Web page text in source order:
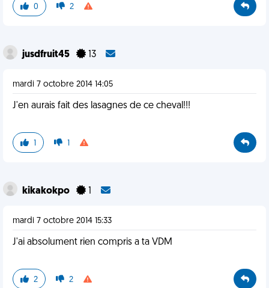
0 2
jusdfruit45 13
mardi 7 octobre 2014 14:05
J'en aurais fait des lasagnes de ce cheval!!!
1 1
kikakokpo
mardi 7 octobre 2014 15:33
J'ai absolument rien compris a ta VDM
2 2